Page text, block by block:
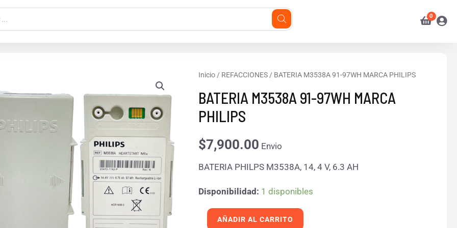
Inicio/ REFACCIONES/ BATERIA M3538A 91-97WH MARCA PHILIPS
BATERIA M3538A 91-97WH MARCA
PHILIPS
$7,900.00 Envio
BATERIA PHILPS M3538A, 14, 4 V, 6.3 AH
Disponibilidad: 1 disponibles
BATERIA
M3538A
91-
97WH
MARCA
PHILIPS
cantidad
AÑADIR AL CARRITO